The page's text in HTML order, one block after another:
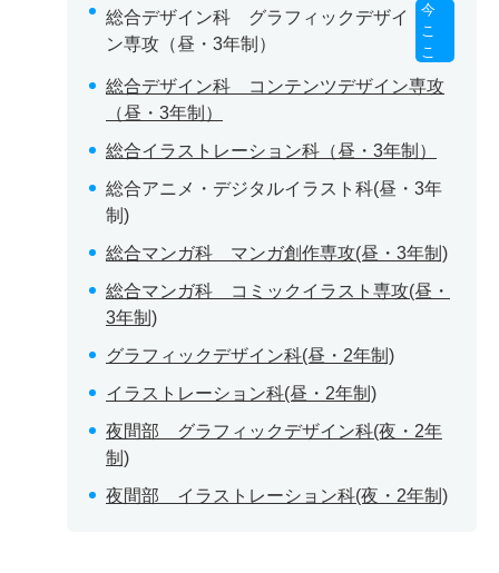
総合デザイン科 グラフィックデザイ
ン専攻（昼・3年制）
今
こ
こ
総合デザイン科 コンテンツデザイン専攻
（昼・3年制）
総合イラストレーション科（昼・3年制）
総合アニメ・デジタルイラスト科(昼・3年
制)
総合マンガ科 マンガ創作専攻(昼・3年制)
総合マンガ科 コミックイラスト専攻(昼・
3年制)
グラフィックデザイン科(昼・2年制)
イラストレーション科(昼・2年制)
夜間部 グラフィックデザイン科(夜・2年
制)
夜間部 イラストレーション科(夜・2年制)